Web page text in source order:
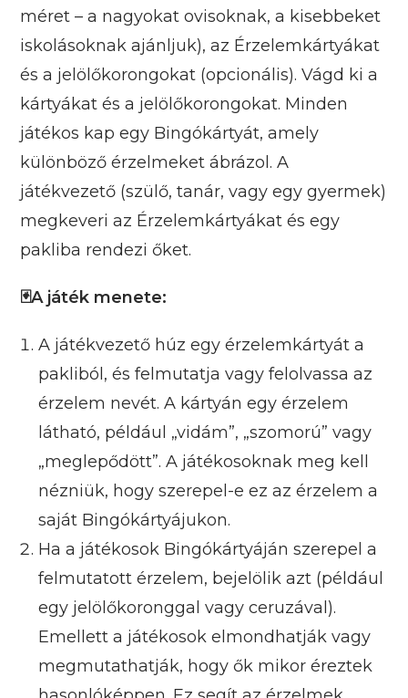
méret – a nagyokat ovisoknak, a kisebbeket
iskolásoknak ajánljuk), az Érzelemkártyákat
és a jelölőkorongokat (opcionális). Vágd ki a
kártyákat és a jelölőkorongokat. Minden
játékos kap egy Bingókártyát, amely
különböző érzelmeket ábrázol. A
játékvezető (szülő, tanár, vagy egy gyermek)
megkeveri az Érzelemkártyákat és egy
pakliba rendezi őket.
🃏A játék menete:
A játékvezető húz egy érzelemkártyát a
pakliból, és felmutatja vagy felolvassa az
érzelem nevét. A kártyán egy érzelem
látható, például „vidám”, „szomorú” vagy
„meglepődött”. A játékosoknak meg kell
nézniük, hogy szerepel-e ez az érzelem a
saját Bingókártyájukon.
Ha a játékosok Bingókártyáján szerepel a
felmutatott érzelem, bejelölik azt (például
egy jelölőkoronggal vagy ceruzával).
Emellett a játékosok elmondhatják vagy
megmutathatják, hogy ők mikor éreztek